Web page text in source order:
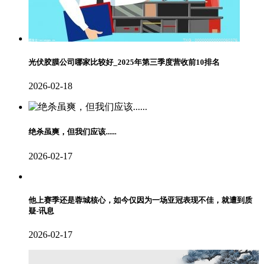
光伏胶膜公司哪家比较好_2025年第三季度营收前10排名
2026-02-18
绝杀虽爽，但我们应该......
2026-02-17
他上赛季还是蓉城核心，如今仅因为一场亚冠表现不佳，就遭到质
疑-讯息
2026-02-17